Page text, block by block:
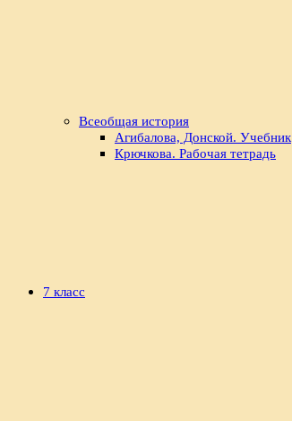
Всеобщая история
Агибалова, Донской. Учебник
Крючкова. Рабочая тетрадь
7 класс